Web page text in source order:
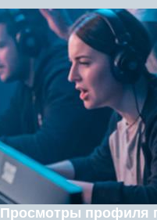
Просмотры профиля